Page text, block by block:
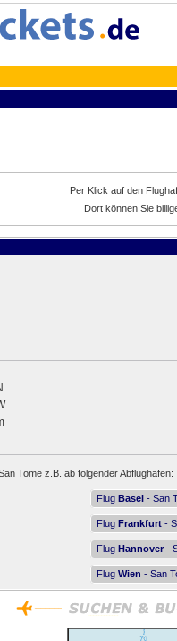
Per Klick auf den
Dort können Sie
Tome z.B. ab folgender Abflughafen:
Flug Basel - San
Flug Frankfurt -
Flug Hannover -
Flug Wien - San